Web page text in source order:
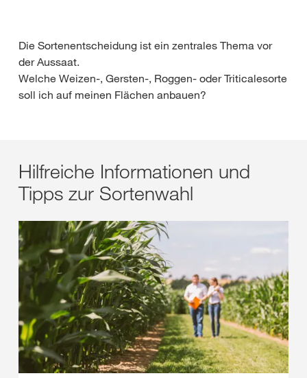
Die Sortenentscheidung ist ein zentrales Thema vor
der Aussaat.
Welche Weizen-, Gersten-, Roggen- oder Triticalesorte
soll ich auf meinen Flächen anbauen?
Hilfreiche Informationen und
Tipps zur Sortenwahl